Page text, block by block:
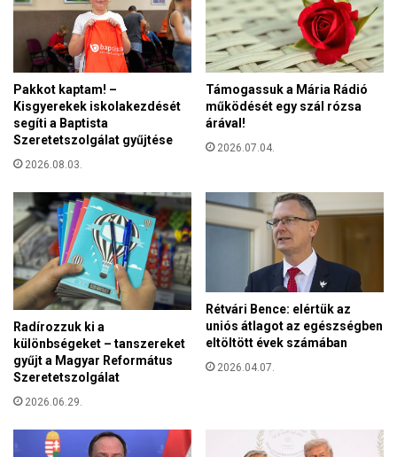
n
a
s
s
z
ú
t
á
ú
e
g
y
ü
t
t
m
ű
k
d
Pakkot kaptam! –
Kisgyerekek iskolakezdését
segíti a Baptista
Szeretetszolgálat gyűjtése
2026.08.03.
Támogassuk a Mária Rádió
működését egy szál rózsa
árával!
2026.07.04.
Radírozzuk ki a
különbségeket – tanszereket
gyűjt a Magyar Református
Szeretetszolgálat
2026.06.29.
Rétvári Bence: elértük az
uniós átlagot az egészségben
eltöltött évek számában
2026.04.07.